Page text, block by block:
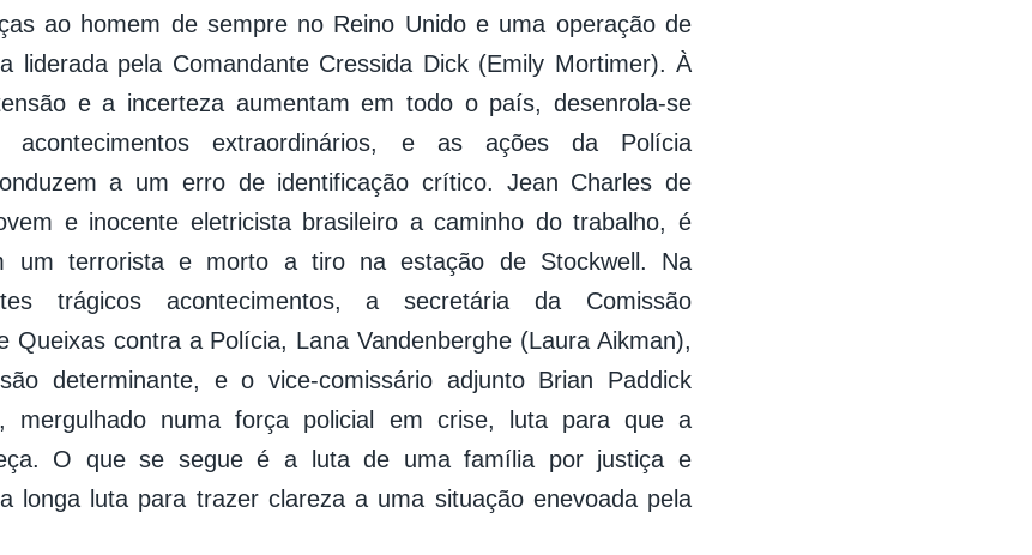
ao homem de sempre no Reino Unido e uma operação de
liderada pela Comandante Cressida Dick (Emily Mortimer). À
e a incerteza aumentam em todo o país, desenrola-se
extraordinários, e as ações da Polícia
a um erro de identificação crítico. Jean Charles de
e inocente eletricista brasileiro a caminho do trabalho, é
um terrorista e morto a tiro na estação de Stockwell. Na
trágicos acontecimentos, a secretária da Comissão
Queixas contra a Polícia, Lana Vandenberghe (Laura Aikman),
determinante, e o vice-comissário adjunto Brian Paddick
mergulhado numa força policial em crise, luta para que a
O que se segue é a luta de uma família por justiça e
longa luta para trazer clareza a uma situação enevoada pela